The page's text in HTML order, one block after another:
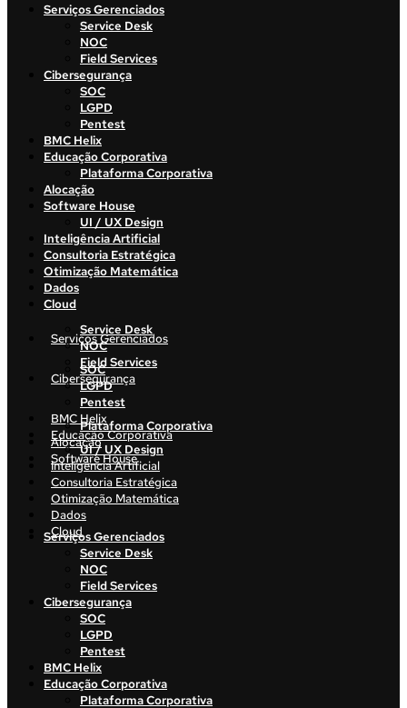
Serviços Gerenciados
Service Desk
NOC
Field Services
Cibersegurança
SOC
LGPD
Pentest
BMC Helix
Educação Corporativa
Plataforma Corporativa
Alocação
Software House
UI / UX Design
Inteligência Artificial
Consultoria Estratégica
Otimização Matemática
Dados
Cloud
Serviços Gerenciados
Service Desk
NOC
Field Services
Cibersegurança
SOC
LGPD
Pentest
BMC Helix
Educação Corporativa
Plataforma Corporativa
Alocação
Software House
UI / UX Design
Inteligência Artificial
Consultoria Estratégica
Otimização Matemática
Dados
Cloud
Serviços Gerenciados
Service Desk
NOC
Field Services
Cibersegurança
SOC
LGPD
Pentest
BMC Helix
Educação Corporativa
Plataforma Corporativa